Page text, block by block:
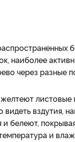
наиболее
через разные
желтеют листовые
вздутия,
белеют,
и